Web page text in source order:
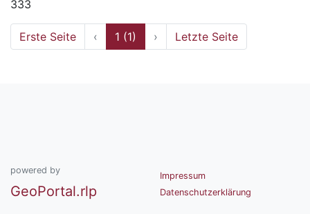
333
Erste Seite ‹ 1 (1) › Letzte Seite
powered by
GeoPortal.rlp
Impressum
Datenschutzerklärung